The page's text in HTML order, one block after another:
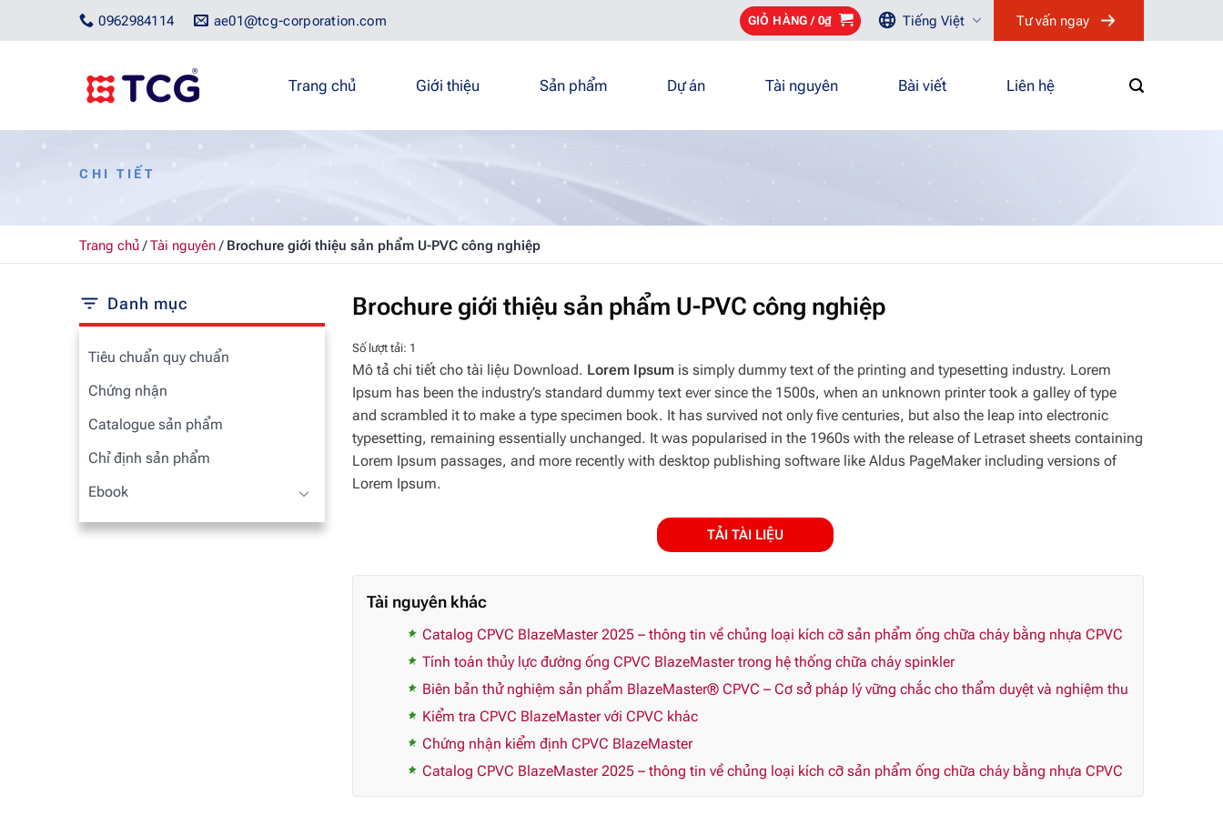
ae01@tcg-corporation.com
0962984114 GIỎ HÀNG / 0₫ Tiếng Việt Tư vấn ngay
Trang chủ Giới thiệu Sản phẩm Dự án Tài nguyên Bài viết Liên hệ
CHI TIẾT
Trang chủ/Tài nguyên/ Brochure giới thiệu sản phẩm U-PVC công nghiệp
Danh mục
Tiêu chuẩn quy chuẩn
Chứng nhận
Catalogue sản phẩm
Chỉ định sản phẩm
Ebook
Brochure giới thiệu sản phẩm U-PVC công nghiệp
Số lượt tải: 1
Mô tả chi tiết cho tài liệu Download. Lorem Ipsum is simply dummy text of the printing and typesetting industry. Lorem
Ipsum has been the industry’s standard dummy text ever since the 1500s, when an unknown printer took a galley of type
and scrambled it to make a type specimen book. It has survived not only five centuries, but also the leap into electronic
typesetting, remaining essentially unchanged. It was popularised in the 1960s with the release of Letraset sheets containing
Lorem Ipsum passages, and more recently with desktop publishing software like Aldus PageMaker including versions of
Lorem Ipsum.
TẢI TÀI LIỆU
Tài nguyên khác
Catalog CPVC BlazeMaster 2025 – thông tin về chủng loại kích cỡ sản phẩm ống chữa cháy bằng nhựa CPVC
Tính toán thủy lực đường ống CPVC BlazeMaster trong hệ thống chữa cháy spinkler
Biên bản thử nghiệm sản phẩm BlazeMaster® CPVC – Cơ sở pháp lý vững chắc cho thẩm duyệt và nghiệm thu
Kiểm tra CPVC BlazeMaster với CPVC khác
Chứng nhận kiểm định CPVC BlazeMaster
Catalog CPVC BlazeMaster 2025 – thông tin về chủng loại kích cỡ sản phẩm ống chữa cháy bằng nhựa CPVC